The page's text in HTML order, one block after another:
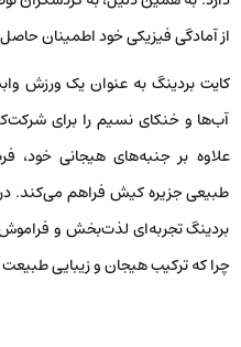
می‌کند.
بدو شروع تا پایان آن است. با
نیاز دارد، تورهای ماهیگیری به
فیلم‌های یادگاری از لحظه صید
می‌توانند لحظات زیبا و
برای به اشتراک‌گذاری این تجربه با